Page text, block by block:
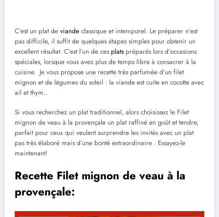
C’est un plat de viande classique et intemporel. Le préparer n’est
pas difficile, il suffit de quelques étapes simples pour obtenir un
excellent résultat. C’est l’un de ces plats préparés lors d’occasions
spéciales, lorsque vous avez plus de temps libre à consacrer à la
cuisine. Je vous propose une recette très parfumée d’un filet
mignon et de légumes du soleil : la viande est cuite en cocotte avec
ail et thym..
Si vous recherchez un plat traditionnel, alors choisissez le Filet
mignon de veau à la provençale un plat raffiné en goût et tendre,
parfait pour ceux qui veulent surprendre les invités avec un plat
pas très élaboré mais d’une bonté extraordinaire . Essayez-le
maintenant!
Recette Filet mignon de veau à la
provençale: